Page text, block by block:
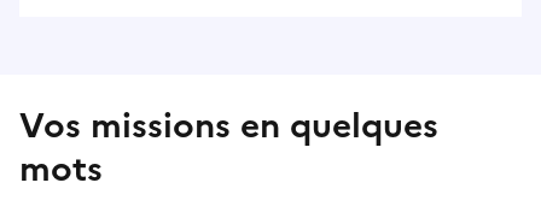
Vos missions en quelques
mots